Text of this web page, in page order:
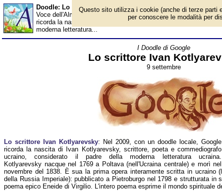
Doodle: Lo scrittore Ivan Kotlyarevsky - Almanacco
Voce dell'Almanacco del 9 settembre, per la rubrica 'I Doodle di
ricorda la nascita di Ivan Kotlyarevsky, scrittore, poeta e
moderna letteratura...
I Doodle di Google
Lo scrittore Ivan
9 settembre
Lo scrittore Ivan Kotlyarevsky: Nel 2009, con un doodle locale, Google
ricorda la nascita di Ivan Kotlyarevsky, scrittore, poeta e commediografo
ucraino, considerato il padre della moderna letteratura ucraina.
Kotlyarevsky nacque nel 1769 a Poltava (nell'Ucraina centrale) e morì nel
novembre del 1838. È sua la prima opera interamente scritta in ucraino
della Russia Imperiale): pubblicato a Pietroburgo nel 1798 e strutturata in
poema epico Eneide di Virgilio. L'intero poema esprime il mondo spirituale
Questo sito utilizza i cookie (anche di terze parti
per conoscere le modalità per